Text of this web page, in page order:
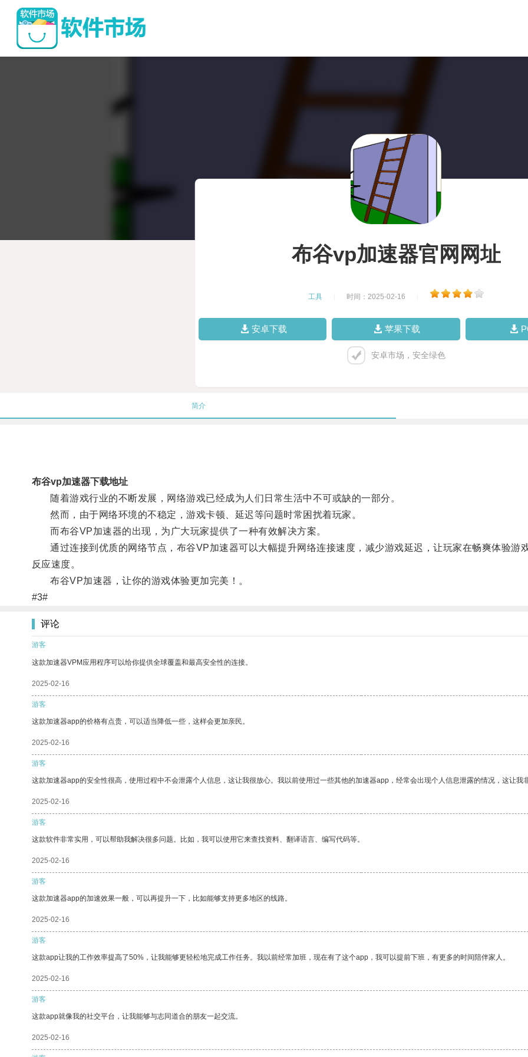
布谷vp加速器官网网址
工具 时间：2025-02-16
安卓下载 苹果下载
安卓市场，安全绿色
简介
布谷vp加速器下载地址
随着游戏行业的不断发展，网络游戏已经成为人们日常生活中不可或缺的一部分。
然而，由于网络环境的不稳定，游戏卡顿、延迟等问题时常困扰着玩家。
而布谷VP加速器的出现，为广大玩家提供了一种有效解决方案。
通过连接到优质的网络节点，布谷VP加速器可以大幅提升网络连接速度，减少游戏延迟，让玩家在畅爽体验游
反应速度。
布谷VP加速器，让你的游戏体验更加完美！。
#3#
评论
游客
这款加速器VPM应用程序可以给你提供全球覆盖和最高安全性的连接。
2025-02-16
游客
这款加速器app的价格有点贵，可以适当降低一些，这样会更加亲民。
2025-02-16
游客
这款加速器app的安全性很高，使用过程中不会泄露个人信息，这让我很放心。我以前使用过一些其他的加速器app，经常会出现个人信息泄露的情况，这让我
2025-02-16
游客
这款软件非常实用，可以帮助我解决很多问题。比如，我可以使用它来查找资料、翻译语言、编写代码等。
2025-02-16
游客
这款加速器app的加速效果一般，可以再提升一下，比如能够支持更多地区的线路。
2025-02-16
游客
这款app让我的工作效率提高了50%，让我能够更轻松地完成工作任务。我以前经常加班，现在有了这个app，我可以提前下班，有更多的时间陪伴家人。
2025-02-16
游客
这款app就像我的社交平台，让我能够与志同道合的朋友一起交流。
2025-02-16